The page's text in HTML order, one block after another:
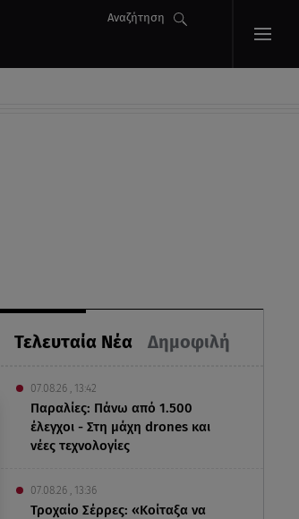
Αναζήτηση
Τελευταία Νέα Δημοφιλή
07.08.26 , 13:42
Παραλίες: Πάνω από 1.500
έλεγχοι - Στη μάχη drones και
νέες τεχνολογίες
07.08.26 , 13:36
Τροχαίο Σέρρες: «Κοίταξα να